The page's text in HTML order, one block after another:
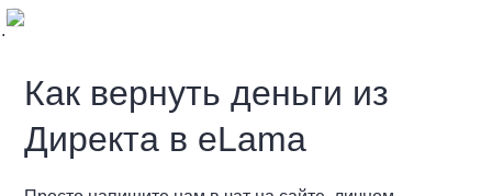
.
Как вернуть деньги из
Директа в eLama